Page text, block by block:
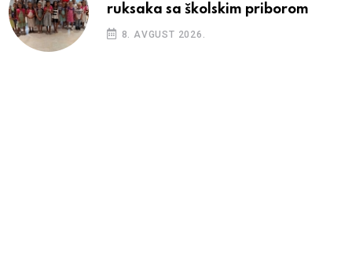
ruksaka sa školskim priborom
8. AVGUST 2026.